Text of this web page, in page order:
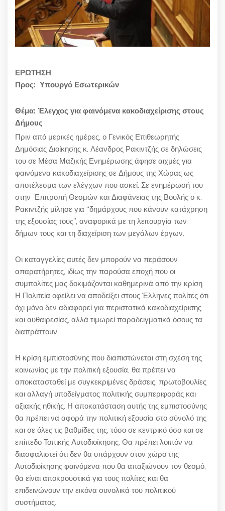
ΕΡΩΤΗΣΗ
Προς: Υπουργό Εσωτερικών
Θέμα: Έλεγχος για φαινόμενα κακοδιαχείρισης στους
Δήμους
Πριν από μερικές ημέρες, ο Γενικός Επιθεωρητής
Δημόσιας Διοίκησης κ. Λέανδρος Ρακιντζής σε δηλώσεις
του σε Μέσα Μαζικής Ενημέρωσης άφησε αιχμές για
φαινόμενα κακοδιαχείρισης σε Δήμους της Χώρας ως
αποτέλεσμα των ελέγχων που ασκεί. Σε ενημέρωσή του
στην Επιτροπή Θεσμών και Διαφάνειας της Βουλής ο κ.
Ρακιντζής μίλησε για “δημάρχους που κάνουν κατάχρηση
της εξουσίας τους”, αναφορικά με τη λειτουργία των
δήμων τους και τη διαχείριση των μεγάλων έργων.
Οι καταγγελίες αυτές δεν μπορούν να περάσουν
απαρατήρητες, ιδίως την παρούσα εποχή που οι
συμπολίτες μας δοκιμάζονται καθημερινά από την κρίση.
Η Πολιτεία οφείλει να αποδείξει στους Έλληνες πολίτες ότι
όχι μόνο δεν αδιαφορεί για περιστατικά κακοδιαχείρισης
και αυθαιρεσίας, αλλά τιμωρεί παραδειγματικά όσους τα
διαπράττουν.
Η κρίση εμπιστοσύνης που διαπιστώνεται στη σχέση της
κοινωνίας με την πολιτική εξουσία, θα πρέπει να
αποκατασταθεί με συγκεκριμένες δράσεις, πρωτοβουλίες
και αλλαγή υποδείγματος πολιτικής συμπεριφοράς και
αξιακής ηθικής. Η αποκατάσταση αυτής της εμπιστοσύνης
θα πρέπει να αφορά την πολιτική εξουσία στο σύνολό της
και σε όλες τις βαθμίδες της, τόσο σε κεντρικό όσο και σε
επίπεδο Τοπικής Αυτοδιοίκησης. Θα πρέπει λοιπόν να
διασφαλιστεί ότι δεν θα υπάρχουν στον χώρο της
Αυτοδιοίκησης φαινόμενα που θα απαξιώνουν τον θεσμό,
θα είναι αποκρουστικά για τους πολίτες και θα
επιδεινώνουν την εικόνα συνολικά του πολιτικού
συστήματος.